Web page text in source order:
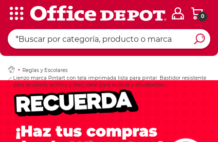
0
Reglas y Escolares
Lienzo marca Pintart con tela imprimada lista para pintar. Bastidor resistente
para acuarela, acrílico y óleo, ideal para artistas y estudiantes.
Ingresar Codigo